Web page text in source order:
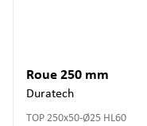
Roue 250 mm
Duratech
TOP 250x50-Ø25 HL60